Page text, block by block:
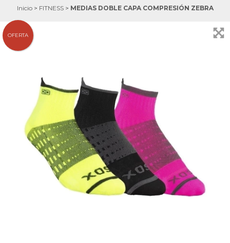
Inicio > FITNESS > MEDIAS DOBLE CAPA COMPRESIÓN ZEBRA
OFERTA